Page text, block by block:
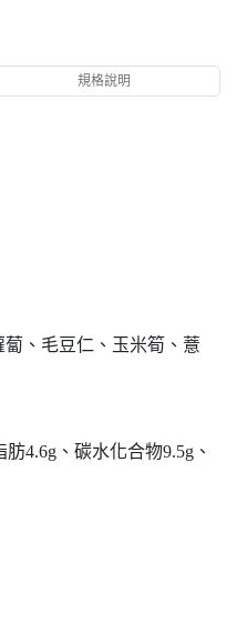
規格說明
、毛豆仁、玉米筍、薏
4.6g、碳水化合物9.5g、